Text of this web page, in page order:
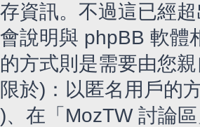
資訊。不過這已經
說明與 phpBB 軟體
方式則是需要由您
於)：以匿名用戶的
、在「MozTW 討論